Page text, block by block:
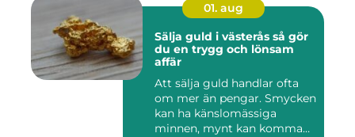
01. aug
Sälja guld i västerås så gör
du en trygg och lönsam
affär
Att sälja guld handlar ofta
om mer än pengar. Smycken
kan ha känslomässiga
minnen, mynt kan komma